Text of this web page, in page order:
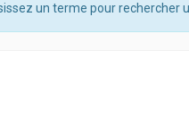
un terme pour rechercher